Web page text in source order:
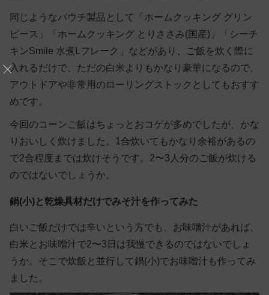
同じようなパウチ製品として「ホームクッキング グリン
ピース」「ホームクッキング とりささみ(国産)」「シーチ
キンSmile 水煮Lフレーク」などがあり、ご飯を炊く際に
入れるだけで、ただの白米よりもかなり豪華になるので、
アウトドアや非常用のローリングストックとしてもおすす
めです。
今回のコーンご飯はちょっとおコゲが多めでしたが、かな
りおいしく炊けました。1合炊いてもかなり余裕があるの
で2合程度までは炊けそうです。2〜3人分のご飯が炊ける
のではないでしょうか。
鍋(小)と乾燥具材だけでみそ汁を作ってみた
白いご飯だけでは辛いという方でも、お味噌汁があれば、
白米とお味噌汁で2〜3日は我慢できるのではないでしょ
うか。そこで炊飯と並行して鍋(小)でお味噌汁も作ってみ
ました。